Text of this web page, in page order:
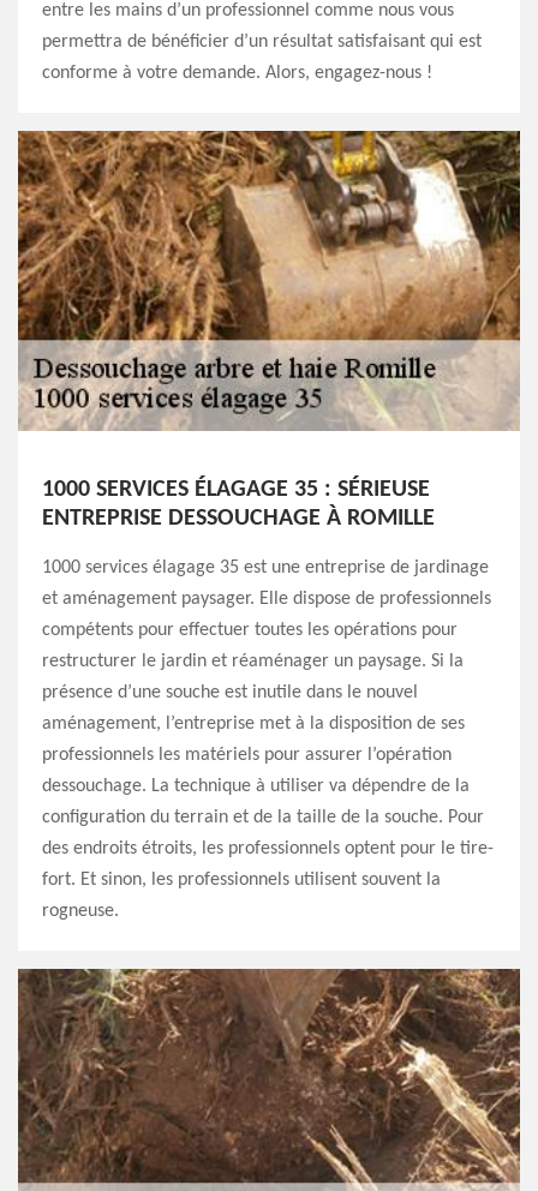
entre les mains d’un professionnel comme nous vous
permettra de bénéficier d’un résultat satisfaisant qui est
conforme à votre demande. Alors, engagez-nous !
1000 SERVICES ÉLAGAGE 35 : SÉRIEUSE
ENTREPRISE DESSOUCHAGE À ROMILLE
1000 services élagage 35 est une entreprise de jardinage
et aménagement paysager. Elle dispose de professionnels
compétents pour effectuer toutes les opérations pour
restructurer le jardin et réaménager un paysage. Si la
présence d’une souche est inutile dans le nouvel
aménagement, l’entreprise met à la disposition de ses
professionnels les matériels pour assurer l’opération
dessouchage. La technique à utiliser va dépendre de la
configuration du terrain et de la taille de la souche. Pour
des endroits étroits, les professionnels optent pour le tire-
fort. Et sinon, les professionnels utilisent souvent la
rogneuse.